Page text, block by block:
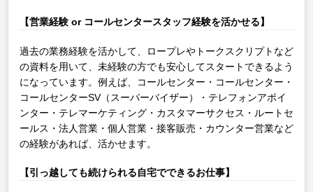
【営業経験 or コールセンタースタッフ経験を活かせる】
過去の業務経験を活かして、ロープレやトークスクリプトなど
の資料を用いて、未経験の方でも安心してスタートできるよう
になっています。例えば、コールセンター・コールセンター・
コールセンターSV（スーパーバイザー）・テレフォンアポイ
ンター・テレマーケティング・カスタマーサクセス・ルートセ
ールス・法人営業・個人営業・接客販売・カウンター営業など
の経験があれば、活かせます。
【引っ越しても続けられる自宅でできるお仕事】